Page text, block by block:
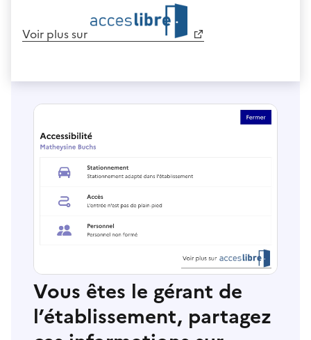
Voir plus sur
Vous êtes le gérant de
l’établissement, partagez